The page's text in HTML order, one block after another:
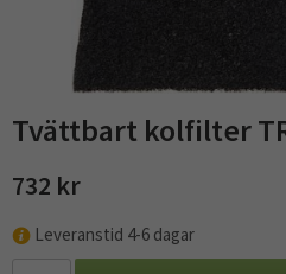
Tvättbart kolfilter
732 kr
Leveranstid 4-6 dagar